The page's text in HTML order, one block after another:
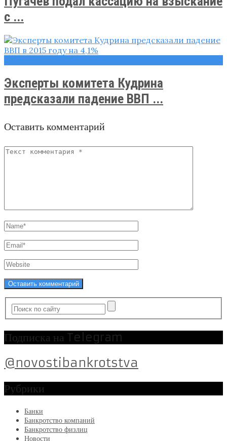
с ...
Эксперты комитета Кудрина
предсказали падение ВВП ...
Оставить комментарий
Подписка на Telegram
@novostibankrotstva
Рубрики
Банки
Банкротство компаний
Банкротство физлиц
Новости